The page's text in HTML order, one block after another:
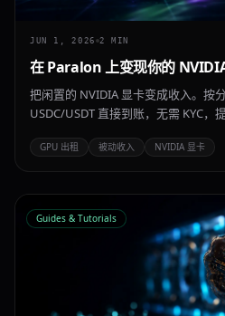
JUN 1, 2026 2 MIN
在 Paralon 上变现你的
把闲置的 NVIDIA 显卡变成收入。按
USDC/USDT 直接到账，无需 KYC，
支持。
GPU 出租 被动收入 NVIDIA 显卡
Guides & Tutorials